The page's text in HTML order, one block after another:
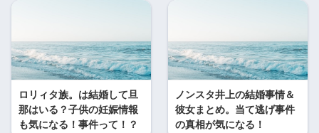
ロリィタ族。は結婚して旦
那はいる？子供の妊娠情報
も気になる！事件って！？
ノンスタ井上の結婚事情＆
彼女まとめ。当て逃げ事件
の真相が気になる！